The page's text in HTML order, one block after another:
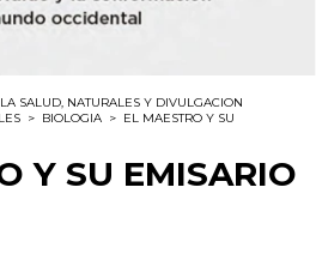
SALUD, NATURALES Y DIVULGACION
> BIOLOGIA > EL MAESTRO Y SU
Y SU EMISARIO